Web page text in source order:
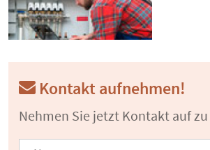
Kontakt aufnehmen!
Nehmen Sie jetzt Kontakt auf